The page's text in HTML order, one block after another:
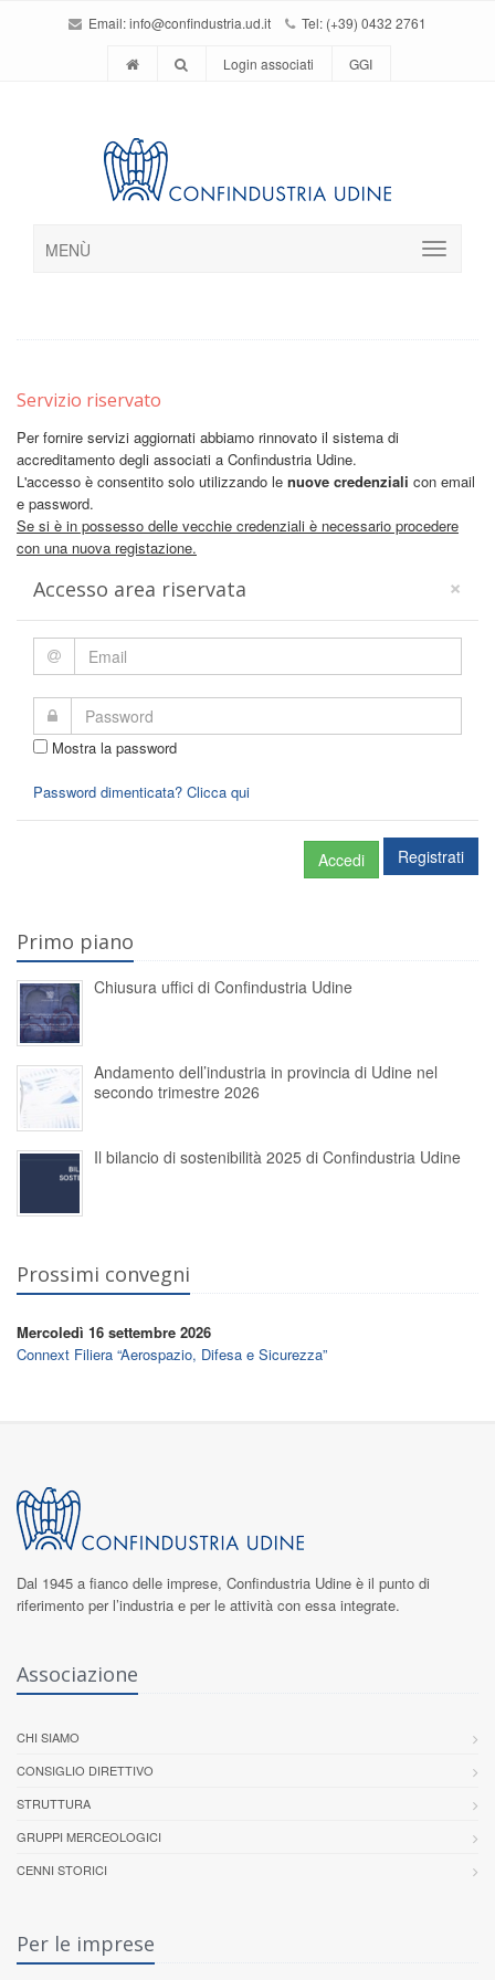
Email:info@confindustria.ud.it Tel: (+39) 0432 2761
Login associati GGI
MENÙ
Servizio riservato
Per fornire servizi aggiornati abbiamo rinnovato il sistema di
accreditamento degli associati a Confindustria Udine.
L'accesso è consentito solo utilizzando le nuove credenziali con email
e password.
Se si è in possesso delle vecchie credenziali è necessario procedere
con una nuova registazione.
×
Accesso area riservata
Mostra la password
Password dimenticata? Clicca qui
Accedi Registrati
Primo piano
Chiusura uffici di Confindustria Udine
Andamento dell’industria in provincia di Udine nel
secondo trimestre 2026
Il bilancio di sostenibilità 2025 di Confindustria Udine
Prossimi convegni
Mercoledì 16 settembre 2026
Connext Filiera “Aerospazio, Difesa e Sicurezza”
Dal 1945 a fianco delle imprese, Confindustria Udine è il punto di
riferimento per l’industria e per le attività con essa integrate.
Associazione
CHI SIAMO
CONSIGLIO DIRETTIVO
STRUTTURA
GRUPPI MERCEOLOGICI
CENNI STORICI
Per le imprese